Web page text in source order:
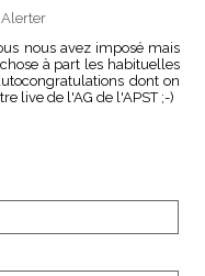
Alerter
nous avez imposé mais
à part les habituelles
dont on
live de l'AG de l'APST ;-)